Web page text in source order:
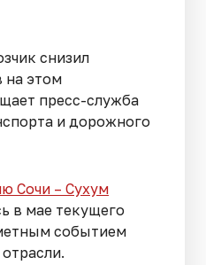
снизил
на этом
пресс-служба
и дорожного
Сочи – Сухум
в мае текущего
событием